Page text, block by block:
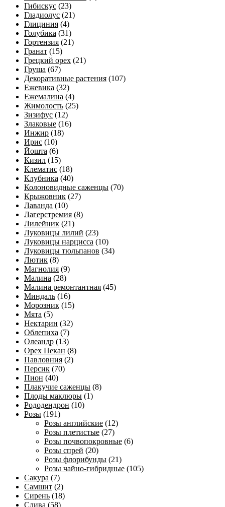
Гибискус (23)
Гладиолус (21)
Глициния (4)
Голубика (31)
Гортензия (21)
Гранат (15)
Грецкий орех (21)
Груша (67)
Декоративные растения (107)
Ежевика (32)
Ежемалина (4)
Жимолость (25)
Зизифус (12)
Злаковые (16)
Инжир (18)
Ирис (10)
Йошта (6)
Кизил (15)
Клематис (18)
Клубника (40)
Колоновидные саженцы (70)
Крыжовник (27)
Лаванда (10)
Лагерстремия (8)
Лилейник (21)
Луковицы лилий (23)
Луковицы нарцисса (10)
Луковицы тюльпанов (34)
Лютик (8)
Магнолия (9)
Малина (28)
Малина ремонтантная (45)
Миндаль (16)
Морозник (15)
Мята (5)
Нектарин (32)
Облепиха (7)
Олеандр (13)
Орех Пекан (8)
Павловния (2)
Персик (70)
Пион (40)
Плакучие саженцы (8)
Плоды маклюры (1)
Рододендрон (10)
Розы (191)
Розы английские (12)
Розы плетистые (27)
Розы почвопокровные (6)
Розы спрей (20)
Розы флорибунды (21)
Розы чайно-гибридные (105)
Сакура (7)
Самшит (2)
Сирень (18)
Слива (58)